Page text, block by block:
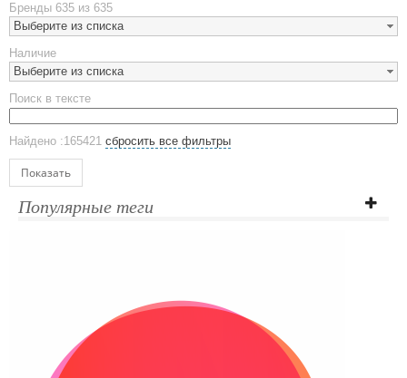
Наборы посуды
Предметы сервировки
Стаканы
Эко кружки
ЕВРОПОСУДА
Аксессуары
Ежедневники и блокноты
Датированные ежедневники
Планинги недатированные
Телефонные книжки
Бренды 635 из 635
Выберите из списка
Наличие
Выберите из списка
Поиск в тексте
Найдено :165421 сбросить все фильтры
Показать
Популярные теги